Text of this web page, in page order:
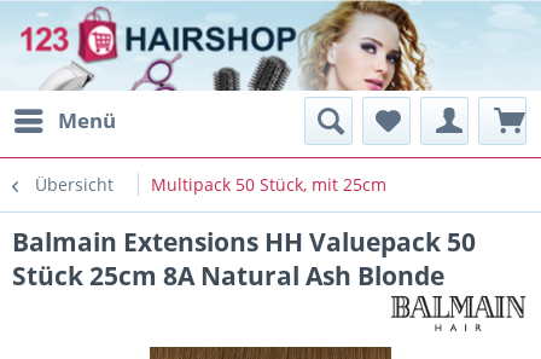
Menü
Übersicht Multipack 50 Stück, mit 25cm
Balmain Extensions HH Valuepack 50
Stück 25cm 8A Natural Ash Blonde